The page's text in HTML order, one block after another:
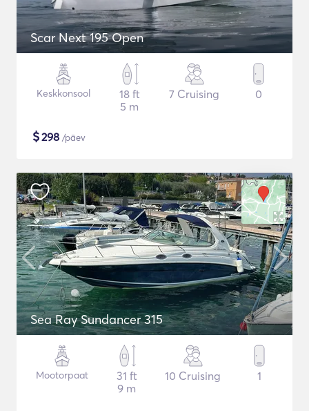
Scar Next 195 Open
Keskkonsool
18 ft
5 m
7 Cruising 0
$298 /päev
Sea Ray Sundancer 315
Mootorpaat
31 ft
9 m
10 Cruising 1